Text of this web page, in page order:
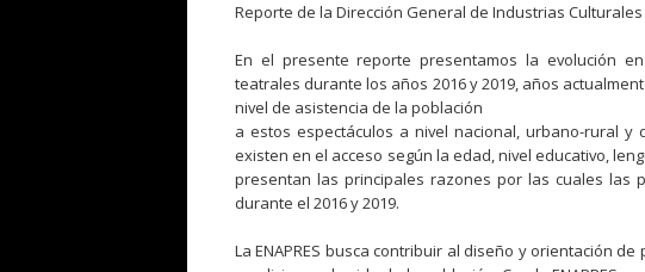
Reporte de la Dirección General de Industrias Culturales
En el presente reporte presentamos la evolución
teatrales durante los años 2016 y 2019, años
nivel de asistencia de la población
a estos espectáculos a nivel nacional, urbano-rural
existen en el acceso según la edad, nivel educativo,
presentan las principales razones por las cuales las
durante el 2016 y 2019.
La ENAPRES busca contribuir al diseño y orientación